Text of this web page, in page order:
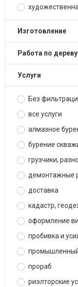
изготовление
работа по дереву
услуги
Без
все услуги
алмазное
бурение
грузчики,
демонтажные
доставка
кадастр,
оформление
пробивка и
прораб
риэлторские